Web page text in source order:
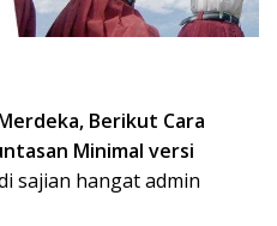
Berikut Cara
Minimal versi
sajian hangat admin